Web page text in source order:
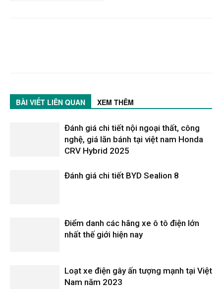
BÀI VIẾT LIÊN QUAN XEM THÊM
Đánh giá chi tiết nội ngoại thất, công
nghệ, giá lăn bánh tại việt nam Honda
CRV Hybrid 2025
Đánh giá chi tiết BYD Sealion 8
Điểm danh các hãng xe ô tô điện lớn
nhất thế giới hiện nay
Loạt xe điện gây ấn tượng mạnh tại Việt
Nam năm 2023